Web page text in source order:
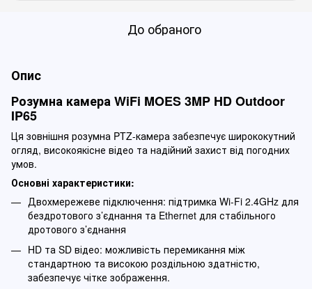
До обраного
Опис
Розумна камера WiFi MOES 3MP HD Outdoor
IP65
Ця зовнішня розумна PTZ-камера забезпечує ширококутний
огляд, високоякісне відео та надійний захист від погодних
умов.
Основні характеристики:
Двохмережеве підключення: підтримка Wi-Fi 2.4GHz для
бездротового з’єднання та Ethernet для стабільного
дротового з’єднання
HD та SD відео: можливість перемикання між
стандартною та високою роздільною здатністю,
забезпечує чітке зображення.